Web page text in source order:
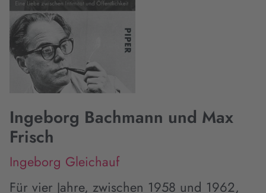
Ingeborg Bachmann und Max
Frisch
Ingeborg Gleichauf
Für vier Jahre, zwischen 1958 und 1962,